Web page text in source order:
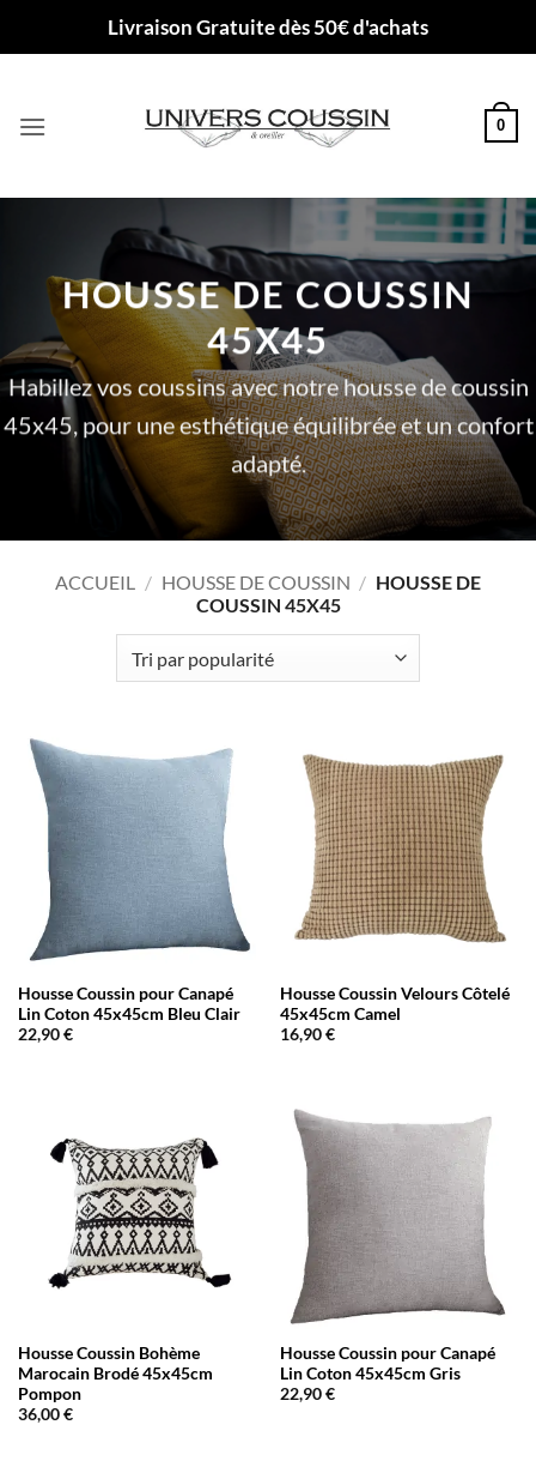
Livraison Gratuite dès 50€ d'achats
0
HOUSSE DE COUSSIN
45X45
Habillez vos coussins avec notre housse de coussin
45x45, pour une esthétique équilibrée et un confort
adapté.
ACCUEIL / HOUSSE DE COUSSIN / HOUSSE DE
COUSSIN 45X45
Housse Coussin pour Canapé
Lin Coton 45x45cm Bleu Clair
22,90€
Housse Coussin Velours Côtelé
45x45cm Camel
16,90€
Housse Coussin Bohème
Marocain Brodé 45x45cm
Pompon
36,00€
Housse Coussin pour Canapé
Lin Coton 45x45cm Gris
22,90€